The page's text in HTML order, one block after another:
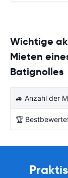
Wichtige
Mieten
Batignolles
🚙 Anzahl der
🏆